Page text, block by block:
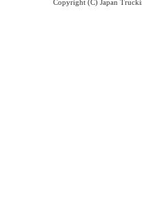
Copyright (C) Japan